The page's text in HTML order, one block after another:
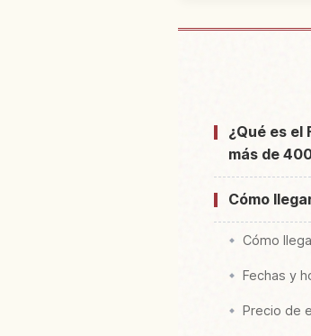
¿Qué es
más de
Cómo
Cómo
Fechas y
Precio de